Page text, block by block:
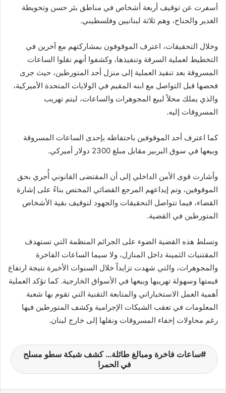
أسفرت عن توقيف أربعة أشخاص في مناطق بئر حسن وتحويطة
الغدير والجناح، وهم ثلاثة لبنانيين وفلسطيني.
وخلال التحقيقات، اعترف الموقوفون بمشاركتهم مع آخرين في
التخطيط لعملية السرقة وتنفيذها، وكشفوا أنهم نقلوا الساعات
المسروقة بعد تنفيذ العملية إلى منزل أحد المتورطين، حيث جرى
فحصها قبل التواصل مع ابنه المقيم في الولايات المتحدة الأميركية،
والذي يملك محلاً لبيع المجوهرات والساعات، ليتم تهريب
المسروقات إليه.
كما اعترف أحد الموقوفين باحتفاظه بإحدى الساعات المسروقة
وبيعها في سوق البربير مقابل مبلغ 2300 دولار أميركي.
وأشارت قوى الأمن الداخلي إلى أن المقتضى القانوني أُجري بحق
الموقوفين، وتم إيداعهم المرجع القضائي المختص بناءً على إشارة
القضاء، فيما تتواصل التحقيقات والجهود لتوقيف بقية الأشخاص
المتورطين في القضية.
وتسلط هذه القضية الضوء على الجرائم المنظمة التي تستهدف
المقتنيات الثمينة داخل المنازل، ولا سيما الساعات الفاخرة
والمجوهرات، والتي شهدت تزايداً خلال السنوات الأخيرة نتيجة ارتفاع
قيمتها وسهولة تهريبها وبيعها في الأسواق الخارجية. كما تؤكد العملية
أهمية العمل الاستخباراتي والمتابعة التقنية التي تقوم بها شعبة
المعلومات في تعقب الشبكات الإجرامية وكشف المتورطين فيها
رغم محاولات إخفاء المسروقات ونقلها إلى خارج لبنان.
ساعات فاخرة ومبالغ طائلة… كشف شبكة سطو مسلح
في الحمرا